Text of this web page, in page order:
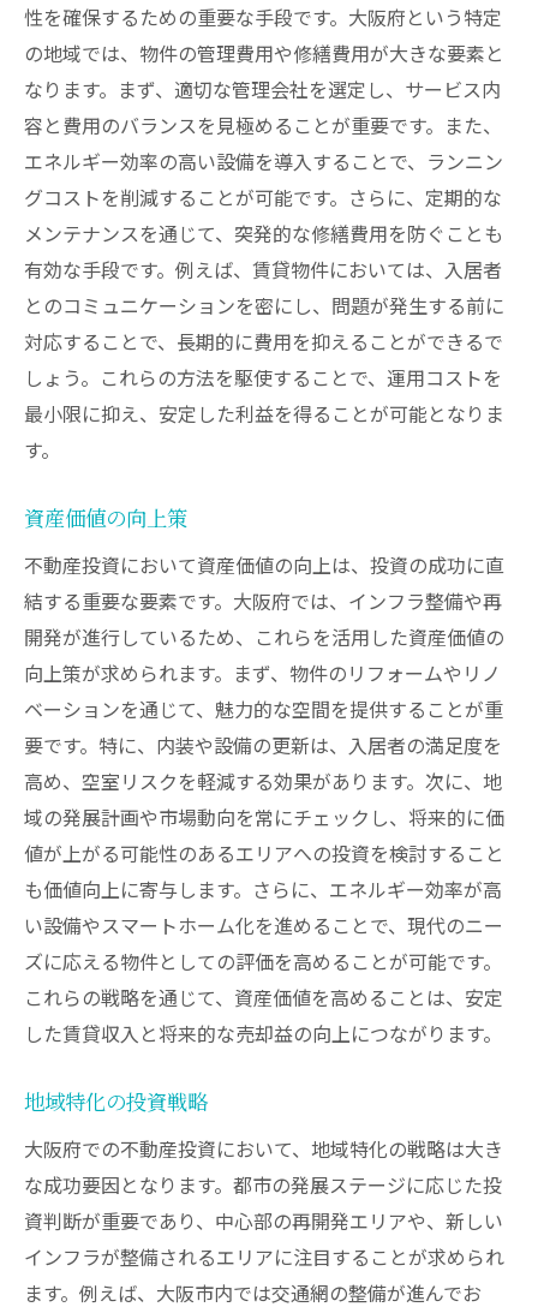
性を確保するための重要な手段です。大阪府という特定
の地域では、物件の管理費用や修繕費用が大きな要素と
なります。まず、適切な管理会社を選定し、サービス内
容と費用のバランスを見極めることが重要です。また、
エネルギー効率の高い設備を導入することで、ランニン
グコストを削減することが可能です。さらに、定期的な
メンテナンスを通じて、突発的な修繕費用を防ぐことも
有効な手段です。例えば、賃貸物件においては、入居者
とのコミュニケーションを密にし、問題が発生する前に
対応することで、長期的に費用を抑えることができるで
しょう。これらの方法を駆使することで、運用コストを
最小限に抑え、安定した利益を得ることが可能となりま
す。
資産価値の向上策
不動産投資において資産価値の向上は、投資の成功に直
結する重要な要素です。大阪府では、インフラ整備や再
開発が進行しているため、これらを活用した資産価値の
向上策が求められます。まず、物件のリフォームやリノ
ベーションを通じて、魅力的な空間を提供することが重
要です。特に、内装や設備の更新は、入居者の満足度を
高め、空室リスクを軽減する効果があります。次に、地
域の発展計画や市場動向を常にチェックし、将来的に価
値が上がる可能性のあるエリアへの投資を検討すること
も価値向上に寄与します。さらに、エネルギー効率が高
い設備やスマートホーム化を進めることで、現代のニー
ズに応える物件としての評価を高めることが可能です。
これらの戦略を通じて、資産価値を高めることは、安定
した賃貸収入と将来的な売却益の向上につながります。
地域特化の投資戦略
大阪府での不動産投資において、地域特化の戦略は大き
な成功要因となります。都市の発展ステージに応じた投
資判断が重要であり、中心部の再開発エリアや、新しい
インフラが整備されるエリアに注目することが求められ
ます。例えば、大阪市内では交通網の整備が進んでお